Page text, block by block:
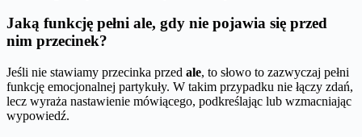
Jaką funkcję pełni ale, gdy nie pojawia się przed
nim przecinek?
Jeśli nie stawiamy przecinka przed ale, to słowo to zazwyczaj pełni
funkcję emocjonalnej partykuły. W takim przypadku nie łączy zdań,
lecz wyraża nastawienie mówiącego, podkreślając lub wzmacniając
wypowiedź.